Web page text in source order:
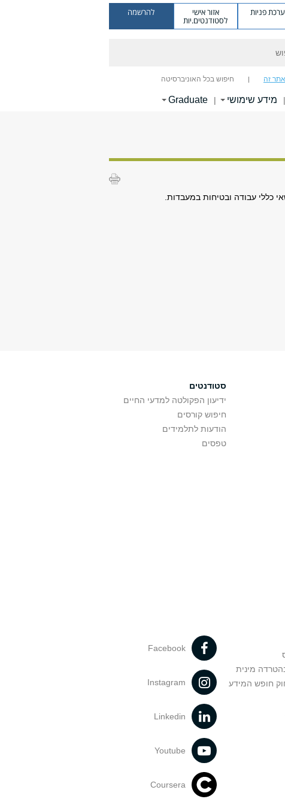
פניות אזור אישי
לסטודנטים.יות
להרשמה
זה חיפוש בכל האוניברסיטה
| מידע שימושי |
Graduate
כללי עבודה ובטיחות במעבדות.
סטודנטים
ידיעון הפקולטה למדעי החיים
חיפוש קורסים
הודעות לתלמידים
טפסים
מינית
חופש המידע
Facebook
Instagram
Linkedin
Youtube
Coursera